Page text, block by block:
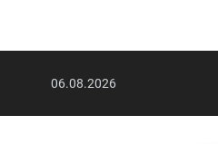
06.08.2026